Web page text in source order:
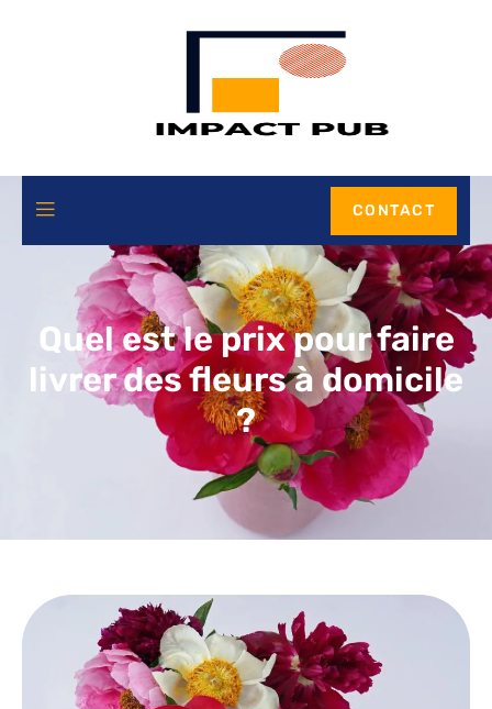
CONTACT
Quel est le prix pour faire
livrer des fleurs à domicile
?